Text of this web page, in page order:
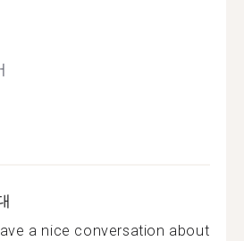
a nice conversation about